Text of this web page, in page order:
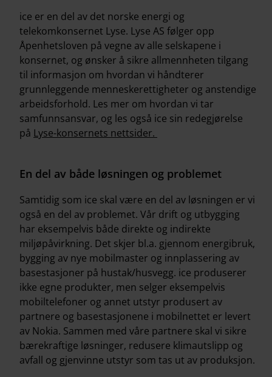
ice er en del av det norske energi og
telekomkonsernet Lyse. Lyse AS følger opp
Åpenhetsloven på vegne av alle selskapene i
konsernet, og ønsker å sikre allmennheten tilgang
til informasjon om hvordan vi håndterer
grunnleggende menneskerettigheter og anstendige
arbeidsforhold. Les mer om hvordan vi tar
samfunnsansvar, og les også ice sin redegjørelse
på Lyse-konsernets nettsider.
En del av både løsningen og problemet
Samtidig som ice skal være en del av løsningen er vi
også en del av problemet. Vår drift og utbygging
har eksempelvis både direkte og indirekte
miljøpåvirkning. Det skjer bl.a. gjennom energibruk,
bygging av nye mobilmaster og innplassering av
basestasjoner på hustak/husvegg. ice produserer
ikke egne produkter, men selger eksempelvis
mobiltelefoner og annet utstyr produsert av
partnere og basestasjonene i mobilnettet er levert
av Nokia. Sammen med våre partnere skal vi sikre
bærekraftige løsninger, redusere klimautslipp og
avfall og gjenvinne utstyr som tas ut av produksjon.